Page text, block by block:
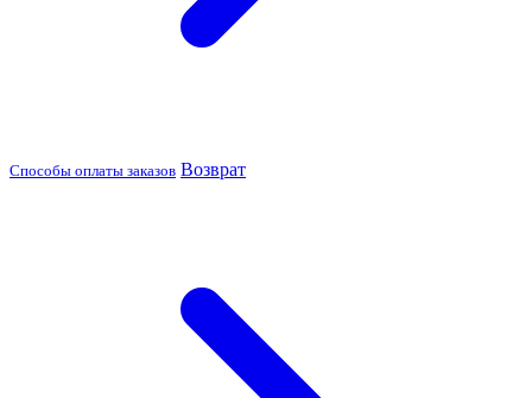
Способы оплаты заказов Возврат